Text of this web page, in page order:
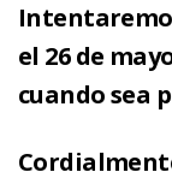
el 26 de
cuando sea